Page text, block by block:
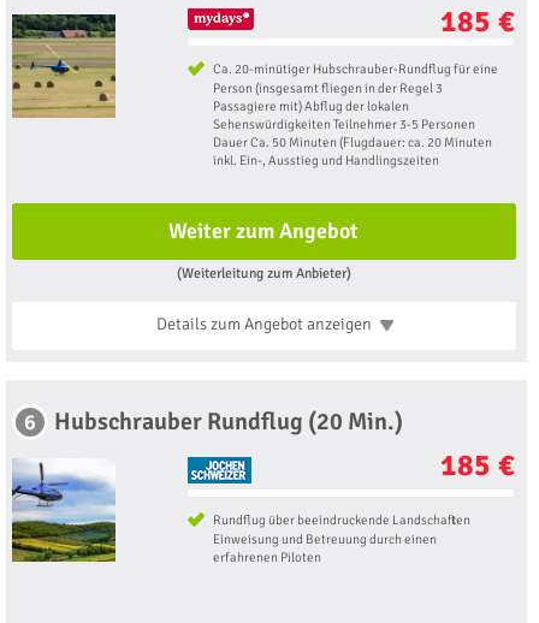
185 €
Ca. 20-minütiger Hubschrauber-Rundflug für eine
Person (insgesamt fliegen in der Regel 3
Passagiere mit) Abflug der lokalen
Sehenswürdigkeiten Teilnehmer 3-5 Personen
Dauer Ca. 50 Minuten (Flugdauer: ca. 20 Minuten
inkl. Ein-, Ausstieg und Handlingszeiten
Weiter zum Angebot
(Weiterleitung zum Anbieter)
Details zum Angebotanzeigen
6 Hubschrauber Rundflug (20 Min.)
185 €
Rundflug über beeindruckende Landschaften
Einweisung und Betreuung durch einen
erfahrenen Piloten